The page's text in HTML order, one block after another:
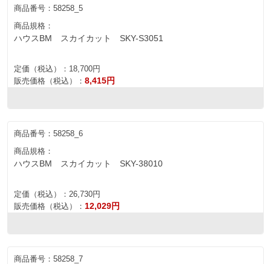
商品番号： 58258_5
商品規格：
ハウスBM スカイカット SKY-S3051
定価（税込）： 18,700円
販売価格（税込）： 8,415円
商品番号： 58258_6
商品規格：
ハウスBM スカイカット SKY-38010
定価（税込）： 26,730円
販売価格（税込）： 12,029円
商品番号： 58258_7